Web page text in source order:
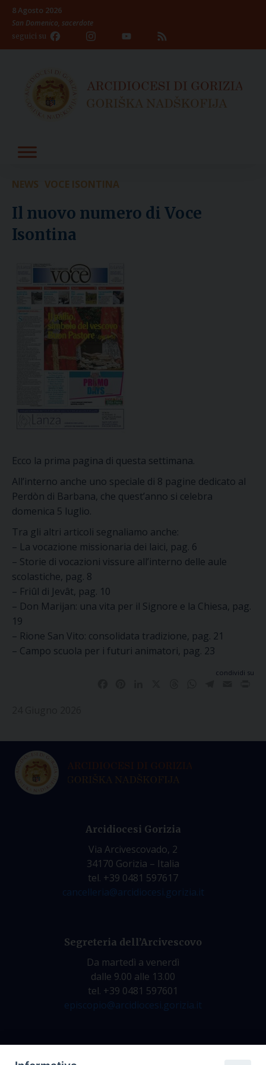
Skip
content
8 Agosto 2026
San Domenico, sacerdote
seguici su Facebook InstagramYouTube
Channel
NEWS VOCE ISONTINA
Il nuovo numero di Voce
Isontina
Ecco la prima pagina di questa settimana.
All’interno anche uno speciale di 8 pagine dedicato al
Perdòn di Barbana, che quest’anno si celebra
domenica 5 luglio.
Tra gli altri articoli segnaliamo anche:
– La vocazione missionaria dei laici, pag. 6
– Storie di vocazioni vissure all’interno delle aule
scolastiche, pag. 8
– Friûl di Jevât, pag. 10
– Don Marijan: una vita per il Signore e la Chiesa, pag.
19
– Rione San Vito: consolidata tradizione, pag. 21
– Campo scuola per i futuri animatori, pag. 23
condividi su
Arcidiocesi Gorizia
Via Arcivescovado, 2
34170 Gorizia – Italia
tel. +39 0481 597617
cancelleria@arcidiocesi.gorizia.it
Segreteria dell’Arcivescovo
Da martedì a venerdì
dalle 9.00 alle 13.00
tel. +39 0481 597601
episcopio@arcidiocesi.gorizia.it